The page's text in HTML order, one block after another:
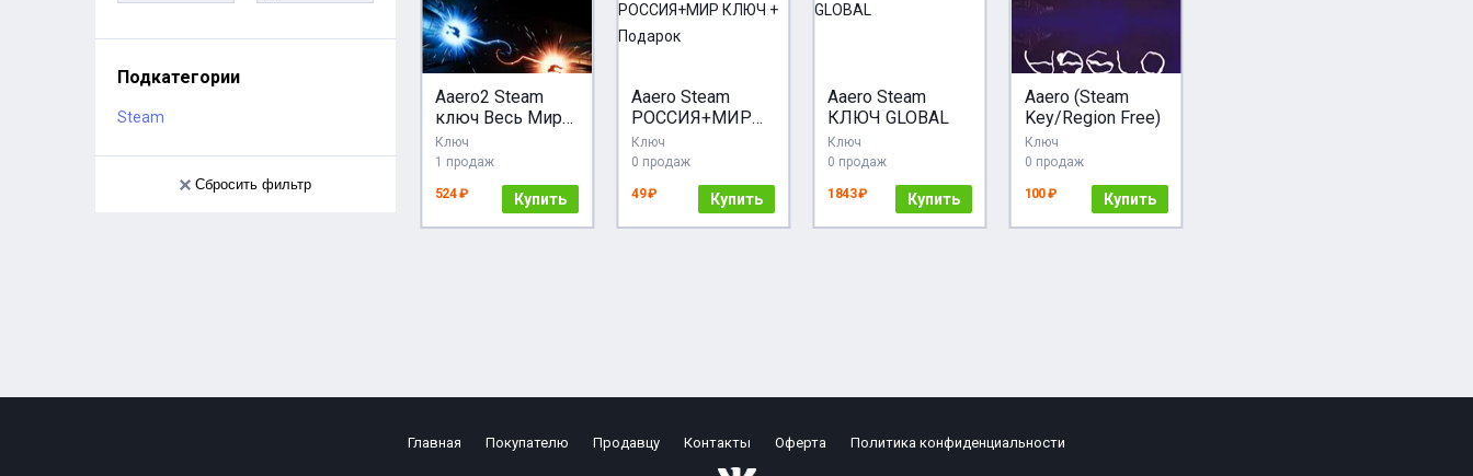
Подкатегории
Steam
Сбросить фильтр
Aaero2 Steam
ключ Весь Мир
Global + RU/CIS
РФ Россия СНГ
стим Aaero 2
Ключ
1 продаж
524 ₽ Купить
Aaero Steam
РОССИЯ+МИР
КЛЮЧ + Подарок
Ключ
0 продаж
49 ₽ Купить
Aaero Steam
КЛЮЧ GLOBAL
Ключ
0 продаж
1843 ₽ Купить
Aaero (Steam
Key/Region Free)
Ключ
0 продаж
100 ₽ Купить
Главная Покупателю Продавцу Контакты Оферта Политика конфиденциальности